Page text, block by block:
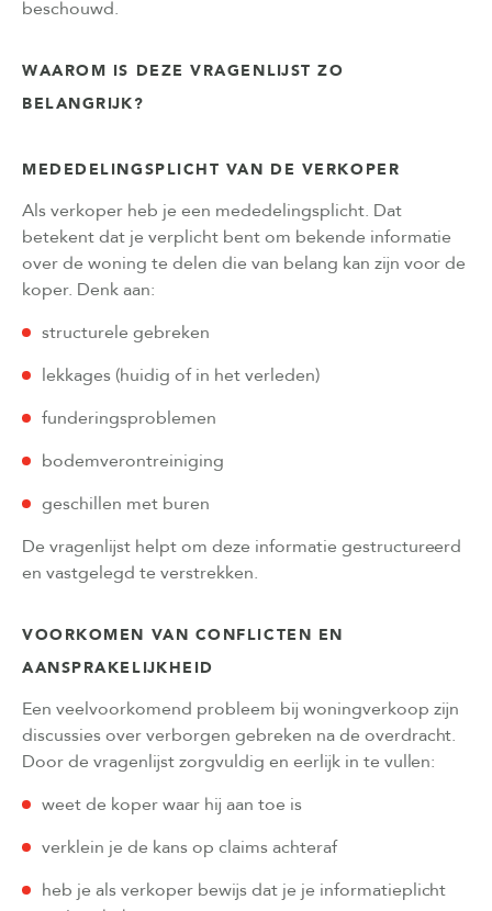
beschouwd.
WAAROM IS DEZE VRAGENLIJST ZO
BELANGRIJK?
MEDEDELINGSPLICHT VAN DE VERKOPER
Als verkoper heb je een mededelingsplicht. Dat
betekent dat je verplicht bent om bekende informatie
over de woning te delen die van belang kan zijn voor de
koper. Denk aan:
structurele gebreken
lekkages (huidig of in het verleden)
funderingsproblemen
bodemverontreiniging
geschillen met buren
De vragenlijst helpt om deze informatie gestructureerd
en vastgelegd te verstrekken.
VOORKOMEN VAN CONFLICTEN EN
AANSPRAKELIJKHEID
Een veelvoorkomend probleem bij woningverkoop zijn
discussies over verborgen gebreken na de overdracht.
Door de vragenlijst zorgvuldig en eerlijk in te vullen:
weet de koper waar hij aan toe is
verklein je de kans op claims achteraf
heb je als verkoper bewijs dat je je informatieplicht